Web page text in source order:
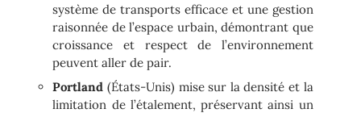
système de transports efficace et une gestion
raisonnée de l’espace urbain, démontrant que
croissance et respect de l’environnement
peuvent aller de pair.
Portland (États-Unis) mise sur la densité et la
limitation de l’étalement, préservant ainsi un